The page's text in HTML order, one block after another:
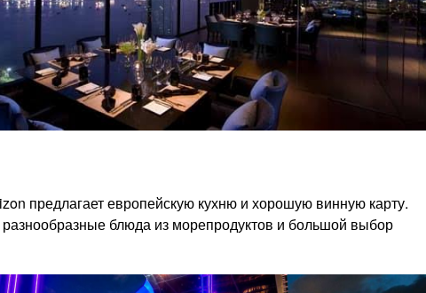
предлагает европейскую кухню и хорошую винную карту.
блюда из морепродуктов и большой выбор